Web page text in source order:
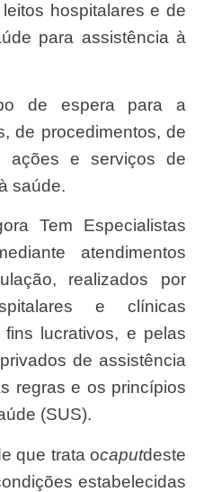
para assistência à
de procedimentos, de
ações e serviços de
saúde.
atendimentos
realizados por
e clínicas
lucrativos, e pelas
de assistência
regras e os princípios
(SUS).
que trata o caputdeste
estabelecidas